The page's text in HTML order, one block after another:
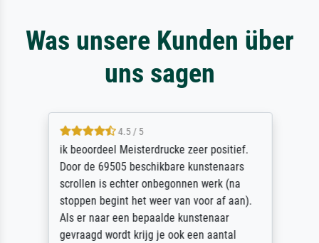
Was unsere Kunden über
uns sagen
4.5 / 5
ik beoordeel Meisterdrucke zeer positief.
Door de 69505 beschikbare kunstenaars
scrollen is echter onbegonnen werk (na
stoppen begint het weer van voor af aan).
Als er naar een bepaalde kunstenaar
gevraagd wordt krijg je ook een aantal